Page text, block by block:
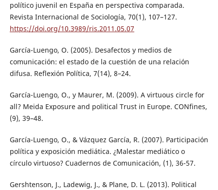
político juvenil en España en perspectiva comparada.
Revista Internacional de Sociología, 70(1), 107–127.
https://doi.org/10.3989/ris.2011.05.07
García-Luengo, O. (2005). Desafectos y medios de
comunicación: el estado de la cuestión de una relación
difusa. Reflexión Política, 7(14), 8–24.
García-Luengo, O., y Maurer, M. (2009). A virtuous circle for
all? Meida Exposure and political Trust in Europe. CONfines,
(9), 39–48.
García-Luengo, O., & Vázquez García, R. (2007). Participación
política y exposición mediática. ¿Malestar mediático o
círculo virtuoso? Cuadernos de Comunicación, (1), 36-57.
Gershtenson, J., Ladewig, J., & Plane, D. L. (2013). Political